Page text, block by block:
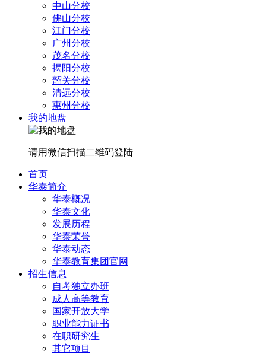
中山分校
佛山分校
江门分校
广州分校
茂名分校
揭阳分校
韶关分校
清远分校
惠州分校
我的地盘
请用微信扫描二维码登陆
首页
华泰简介
华泰概况
华泰文化
发展历程
华泰荣誉
华泰动态
华泰教育集团官网
招生信息
自考独立办班
成人高等教育
国家开放大学
职业能力证书
在职研究生
其它项目